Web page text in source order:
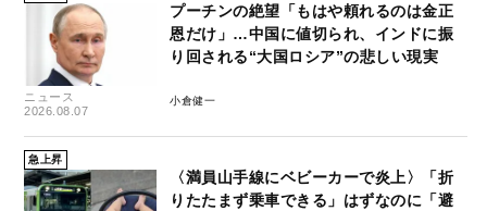
ニュース
2026.08.07
プーチンの絶望「もはや頼れるのは金正
恩だけ」…中国に値切られ、インドに振
り回される“大国ロシア”の悲しい現実
小倉健一
急上昇
〈満員山手線にベビーカーで炎上〉「折
りたたまず乗車できる」はずなのに「避